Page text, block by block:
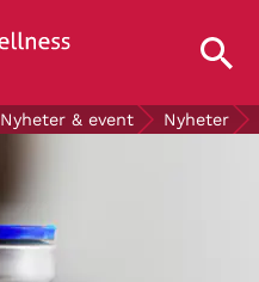
Nyheter & event Nyheter